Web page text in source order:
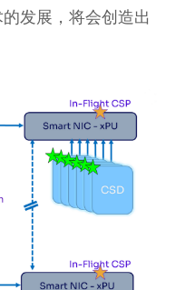
发展，将会创造出